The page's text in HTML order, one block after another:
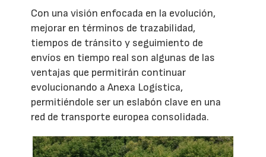
Con una visión enfocada en la evolución,
mejorar en términos de trazabilidad,
tiempos de tránsito y seguimiento de
envíos en tiempo real son algunas de las
ventajas que permitirán continuar
evolucionando a Anexa Logística,
permitiéndole ser un eslabón clave en una
red de transporte europea consolidada.